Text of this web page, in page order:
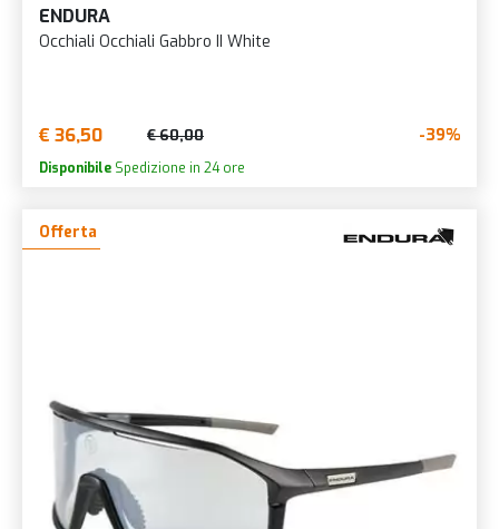
ENDURA
Occhiali Occhiali Gabbro II White
€ 36,50 € 60,00 -39%
Disponibile Spedizione in 24 ore
Offerta